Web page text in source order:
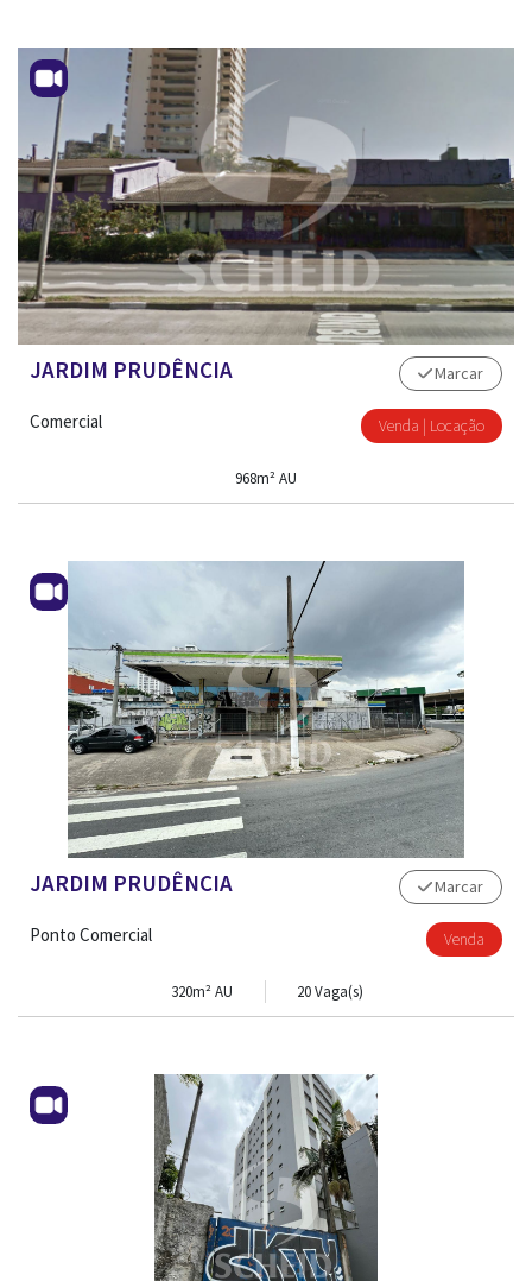
JARDIM PRUDÊNCIA
Comercial
Marcar
Venda | Locação
968m² AU
JARDIM PRUDÊNCIA
Ponto Comercial
Marcar
Venda
320m² AU 20 Vaga(s)